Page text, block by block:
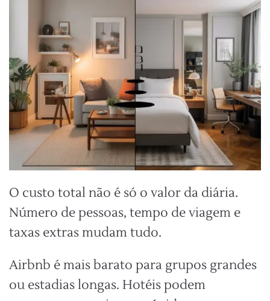
O custo total não é só o valor da diária.
Número de pessoas, tempo de viagem e
taxas extras mudam tudo.
Airbnb é mais barato para grupos grandes
ou estadias longas. Hotéis podem